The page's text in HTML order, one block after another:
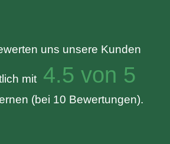
uns unsere Kunden
mit 4.5 von 5
(bei 10 Bewertungen).